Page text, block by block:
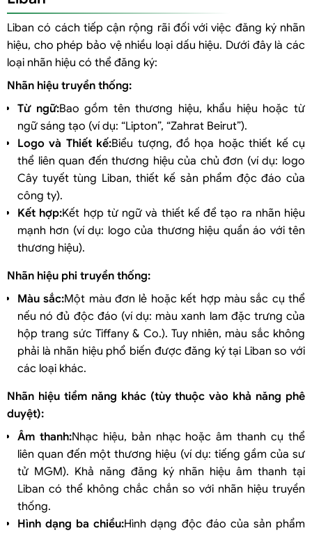
Liban có cách tiếp cận rộng rãi đối với việc đăng ký nhãn
hiệu, cho phép bảo vệ nhiều loại dấu hiệu. Dưới đây là các
loại nhãn hiệu có thể đăng ký:
Nhãn hiệu truyền thống:
Từ ngữ:Bao gồm tên thương hiệu, khẩu hiệu hoặc từ
ngữ sáng tạo (ví dụ: “Lipton”, “Zahrat Beirut”).
Logo và Thiết kế:Biểu tượng, đồ họa hoặc thiết kế cụ
thể liên quan đến thương hiệu của chủ đơn (ví dụ: logo
Cây tuyết tùng Liban, thiết kế sản phẩm độc đáo của
công ty).
Kết hợp:Kết hợp từ ngữ và thiết kế để tạo ra nhãn hiệu
mạnh hơn (ví dụ: logo của thương hiệu quần áo với tên
thương hiệu).
Nhãn hiệu phi truyền thống:
Màu sắc:Một màu đơn lẻ hoặc kết hợp màu sắc cụ thể
nếu nó đủ độc đáo (ví dụ: màu xanh lam đặc trưng của
hộp trang sức Tiffany & Co.). Tuy nhiên, màu sắc không
phải là nhãn hiệu phổ biến được đăng ký tại Liban so với
các loại khác.
Nhãn hiệu tiềm năng khác (tùy thuộc vào khả năng phê
duyệt):
Âm thanh:Nhạc hiệu, bản nhạc hoặc âm thanh cụ thể
liên quan đến một thương hiệu (ví dụ: tiếng gầm của sư
tử MGM). Khả năng đăng ký nhãn hiệu âm thanh tại
Liban có thể không chắc chắn so với nhãn hiệu truyền
thống.
Hình dạng ba chiều:Hình dạng độc đáo của sản phẩm